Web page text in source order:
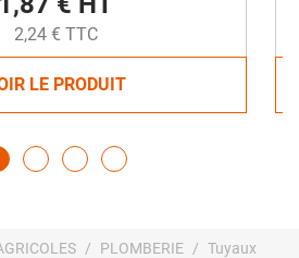
2,24 € TTC
LE PRODUIT
PLOMBERIE
Tuyaux